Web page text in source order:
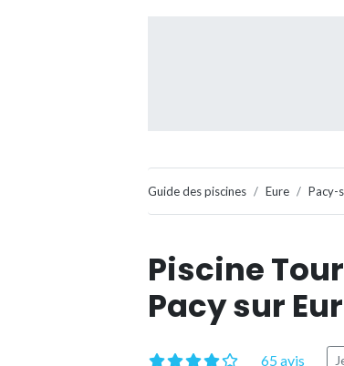
Guide des piscines Eure Pacy-
Piscine
Pacy sur
65 avis